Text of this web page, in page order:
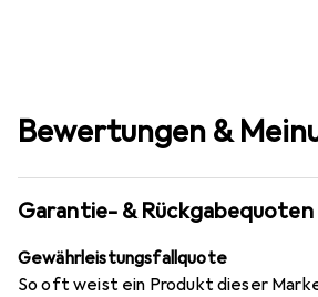
Bewertungen &
Garantie- & Rückgabequoten
Gewährleistungsfallquote
So oft weist ein Produkt dieser